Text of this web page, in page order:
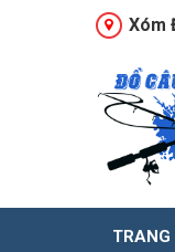
Xóm
TRANG